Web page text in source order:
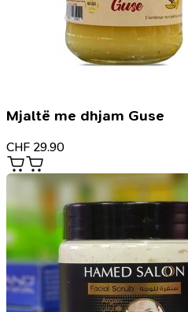
Mjaltë me dhjam Guse
CHF 29.90